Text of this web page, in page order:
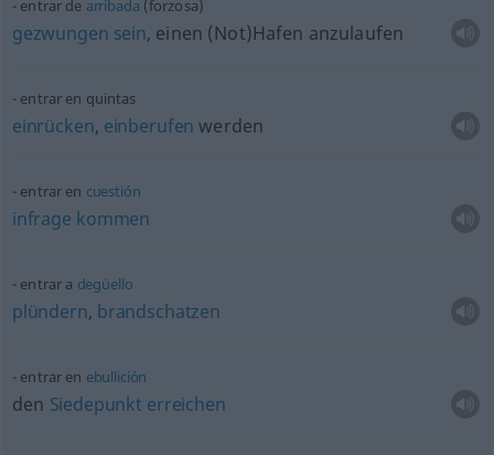
entrar de arribada (forzosa)
gezwungen sein, einen (Not)Hafen anzulaufen
entrar en quintas
einrücken, einberufen werden
entrar en cuestión
infrage kommen
entrar a degüello
plündern, brandschatzen
entrar en ebullición
den Siedepunkt erreichen